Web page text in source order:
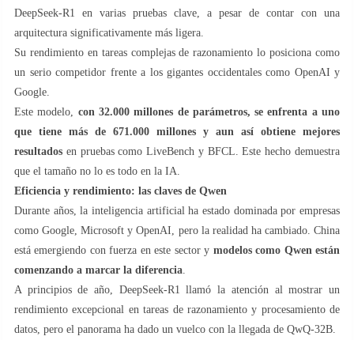
DeepSeek-R1 en varias pruebas clave, a pesar de contar con una
arquitectura significativamente más ligera.
Su rendimiento en tareas complejas de razonamiento lo posiciona como
un serio competidor frente a los gigantes occidentales como OpenAI y
Google.
Este modelo, con 32.000 millones de parámetros, se enfrenta a uno
que tiene más de 671.000 millones y aun así obtiene mejores
resultados en pruebas como LiveBench y BFCL. Este hecho demuestra
que el tamaño no lo es todo en la IA.
Eficiencia y rendimiento: las claves de Qwen
Durante años, la inteligencia artificial ha estado dominada por empresas
como Google, Microsoft y OpenAI, pero la realidad ha cambiado. China
está emergiendo con fuerza en este sector y modelos como Qwen están
comenzando a marcar la diferencia
A principios de año, DeepSeek-R1 llamó la atención al mostrar un
rendimiento excepcional en tareas de razonamiento y procesamiento de
datos, pero el panorama ha dado un vuelco con la llegada de QwQ-32B.